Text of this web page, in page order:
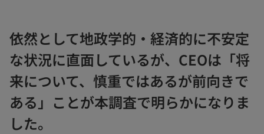
依然として地政学的・経済的に不安定
な状況に直面しているが、CEOは「将
来について、慎重ではあるが前向きで
ある」ことが本調査で明らかになりま
した。